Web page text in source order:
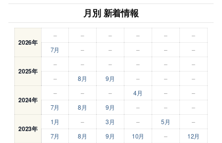
月別 新着情報
2026年
– – – – –
–
7月
– – – – –
2025年
– – – – –
–
–
8月 9月 – – –
2024年
– – – 4月 –
–
7月
8月 9月 – – –
2023年
1月 – 3月 – 5月
–
7月
8月 9月 10月 – 12月